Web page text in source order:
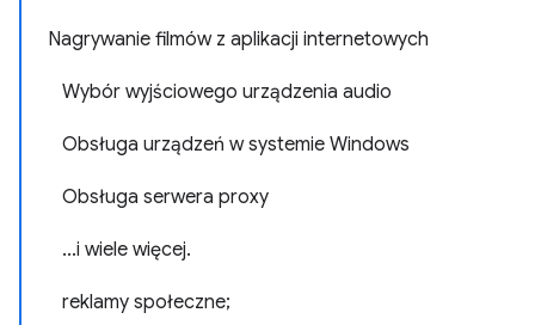
Nagrywanie filmów z aplikacji internetowych
Wybór wyjściowego urządzenia audio
Obsługa urządzeń w systemie Windows
Obsługa serwera proxy
...i wiele więcej.
reklamy społeczne;